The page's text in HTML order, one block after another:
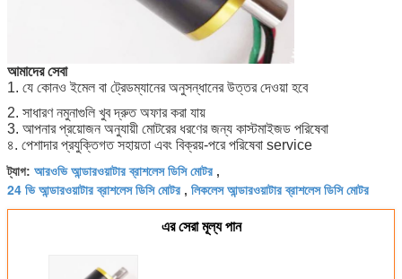
আমাদের সেবা
1. যে কোনও ইমেল বা ট্রেডম্যানের অনুসন্ধানের উত্তর দেওয়া হবে
2. সাধারণ নমুনাগুলি খুব দ্রুত অফার করা যায়
3. আপনার প্রয়োজন অনুযায়ী মোটরের ধরণের জন্য কাস্টমাইজড পরিষেবা
৪. পেশাদার প্রযুক্তিগত সহায়তা এবং বিক্রয়-পরে পরিষেবা service
ট্যাগ: আরওভি আন্ডারওয়াটার ব্রাশলেস ডিসি মোটর ,
24 ভি আন্ডারওয়াটার ব্রাশলেস ডিসি মোটর , লিকলেস আন্ডারওয়াটার ব্রাশলেস ডিসি মোটর
এর সেরা মূল্য পান